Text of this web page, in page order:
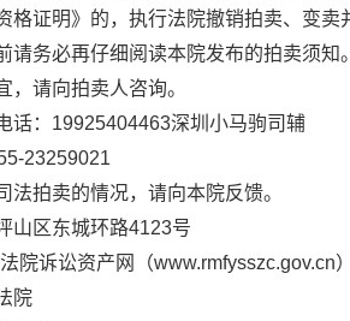
格证明》的，执行法院撤销拍卖、变
请务必再仔细阅读本院发布的拍卖须知
，请向拍卖人咨询。
话： 19925404463深圳小马驹司辅
23259021
法拍卖的情况，请向本院反馈。
山区东城环路4123号
院诉讼资产网（www.rmfysszc.gov.cn
院